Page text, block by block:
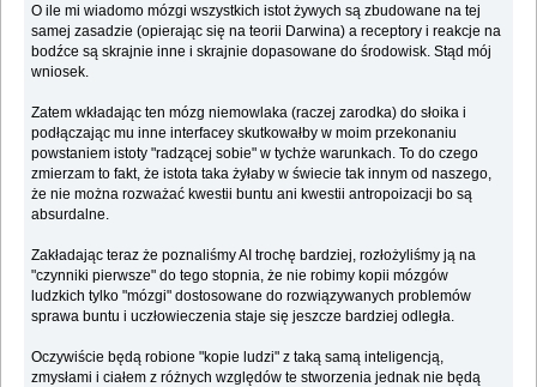
O ile mi wiadomo mózgi wszystkich istot żywych są zbudowane na tej
samej zasadzie (opierając się na teorii Darwina) a receptory i reakcje na
bodźce są skrajnie inne i skrajnie dopasowane do środowisk. Stąd mój
wniosek.
Zatem wkładając ten mózg niemowlaka (raczej zarodka) do słoika i
podłączając mu inne interfacey skutkowałby w moim przekonaniu
powstaniem istoty "radzącej sobie" w tychże warunkach. To do czego
zmierzam to fakt, że istota taka żyłaby w świecie tak innym od naszego,
że nie można rozważać kwestii buntu ani kwestii antropoizacji bo są
absurdalne.
Zakładając teraz że poznaliśmy AI trochę bardziej, rozłożyliśmy ją na
"czynniki pierwsze" do tego stopnia, że nie robimy kopii mózgów
ludzkich tylko "mózgi" dostosowane do rozwiązywanych problemów
sprawa buntu i uczłowieczenia staje się jeszcze bardziej odległa.
Oczywiście będą robione "kopie ludzi" z taką samą inteligencją,
zmysłami i ciałem z różnych względów te stworzenia jednak nie będą